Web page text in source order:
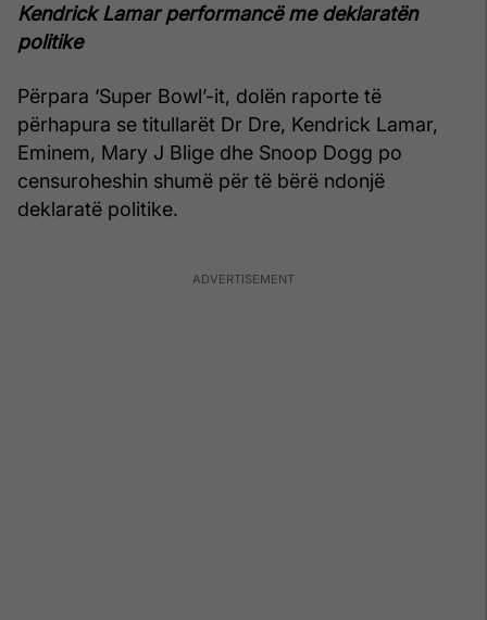
Kendrick Lamar performancë me deklaratën
politike
Përpara ‘Super Bowl’-it, dolën raporte të
përhapura se titullarët Dr Dre, Kendrick Lamar,
Eminem, Mary J Blige dhe Snoop Dogg po
censuroheshin shumë për të bërë ndonjë
deklaratë politike.